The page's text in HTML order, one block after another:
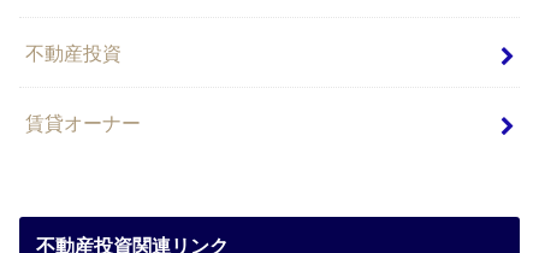
不動産投資
賃貸オーナー
不動産投資関連リンク